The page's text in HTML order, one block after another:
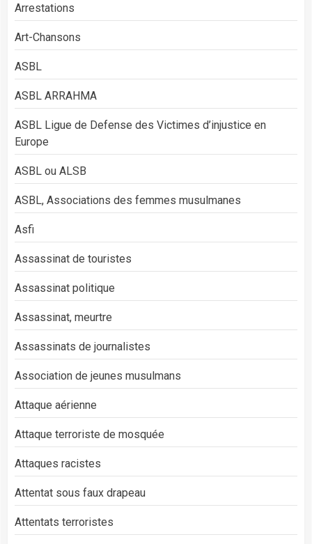
Arrestations
Art-Chansons
ASBL
ASBL ARRAHMA
ASBL Ligue de Defense des Victimes d’injustice en
Europe
ASBL ou ALSB
ASBL, Associations des femmes musulmanes
Asfi
Assassinat de touristes
Assassinat politique
Assassinat, meurtre
Assassinats de journalistes
Association de jeunes musulmans
Attaque aérienne
Attaque terroriste de mosquée
Attaques racistes
Attentat sous faux drapeau
Attentats terroristes